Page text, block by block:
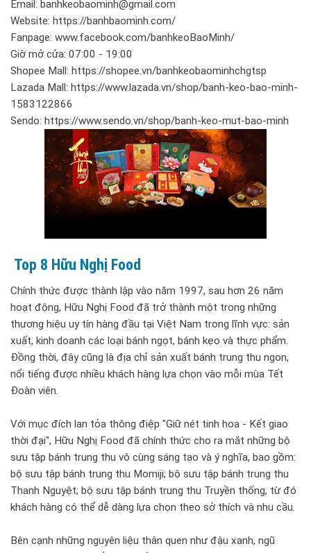
Email: banhkeobaominh@gmail.com
Website: https://banhbaominh.com/
Fanpage: www.facebook.com/banhkeoBaoMinh/
Giờ mở cửa: 07:00 - 19:00
Shopee Mall: https://shopee.vn/banhkeobaominhchgtsp
Lazada Mall: https://www.lazada.vn/shop/banh-keo-bao-minh-
1583122866
Sendo: https://www.sendo.vn/shop/banh-keo-mut-bao-minh
Top 8 Hữu Nghị Food
Chính thức được thành lập vào năm 1997, sau hơn 26 năm
hoạt động, Hữu Nghị Food đã trở thành một trong những
thương hiệu uy tín hàng đầu tại Việt Nam trong lĩnh vực: sản
xuất, kinh doanh các loại bánh ngọt, bánh kẹo và thực phẩm.
Đồng thời, đây cũng là địa chỉ sản xuất bánh trung thu ngon,
nổi tiếng được nhiều khách hàng lựa chọn vào mỗi mùa Tết
Đoàn viên.
Với mục đích lan tỏa thông điệp "Giữ nét tinh hoa - Kết giao
thời đại", Hữu Nghị Food đã chính thức cho ra mắt những bộ
sưu tập bánh trung thu vô cùng sáng tạo và ý nghĩa, bao gồm:
bộ sưu tập bánh trung thu Momiji; bộ sưu tập bánh trung thu
Thanh Nguyệt; bộ sưu tập bánh trung thu Truyền thống, từ đó
khách hàng có thể dễ dàng lựa chọn theo sở thích và nhu cầu.
Bên cạnh những nguyên liệu thân quen như đậu xanh, ngũ